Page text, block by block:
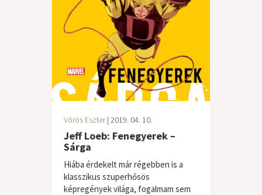
Vörös Eszter| 2019. 04. 10.
Jeff Loeb: Fenegyerek –
Sárga
Hiába érdekelt már régebben is a
klasszikus szuperhősös
képregények világa, fogalmam sem